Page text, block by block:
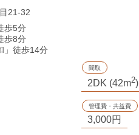
21-32
歩5分
歩8分
」徒歩14分
間取
2DK (42m2)
管理費・共益費
3,000円